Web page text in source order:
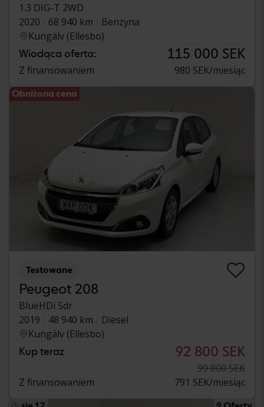
1.3 DIG-T 2WD
2020
68 940 km
Benzyna
Kungälv (Ellesbo)
Wiodąca oferta: 115 000 SEK
Z finansowaniem 980 SEK/miesiąc
Obniżona cena
Testowane
Peugeot 208
BlueHDi 5dr
2019
48 940 km
Diesel
Kungälv (Ellesbo)
Kup teraz 92 800 SEK
99 800 SEK
Z finansowaniem
791 SEK/miesiąc